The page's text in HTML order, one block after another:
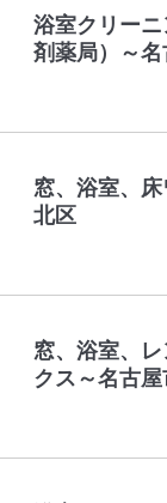
浴室クリー
剤薬局）～
窓、浴室、
北区
窓、浴室、
クス～名古